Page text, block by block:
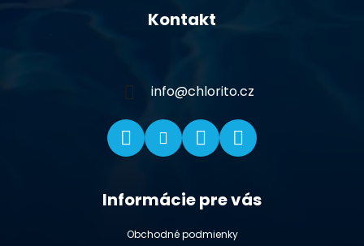
Kontakt
info@chlorito.cz
Informácie pre vás
Obchodné podmienky